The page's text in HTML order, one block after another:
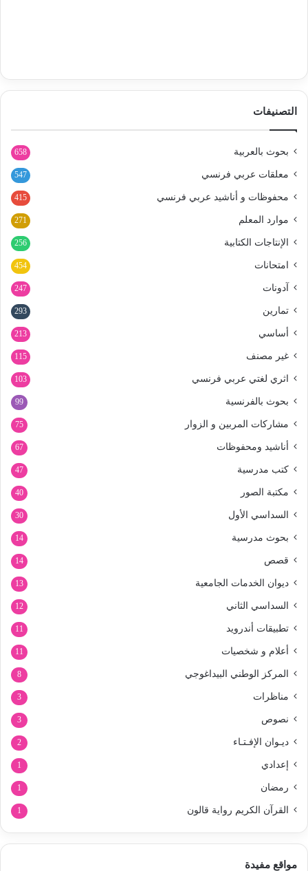
التصنيفات
بحوث بالعربية 658
معلقات عربي فرنسي 547
محفوظات و أناشيد عربي فرنسي 415
موارد المعلم 271
الإنتاجات الكتابية 256
امتحانات 454
آدونات 247
تمارين 293
أساسي 213
غير مصنف 115
اثري لغتي عربي فرنسي 103
بحوث بالفرنسية 99
مشاركات المربين و الزوار 75
أناشيد ومحفوظات 67
كتب مدرسية 47
مكتبة الصور 40
السداسي الأول 30
بحوث مدرسية 14
قصص 14
ديوان الخدمات الجامعية 13
السداسي الثاني 12
تطبيقات أندرويد 11
أعلام و شخصيات 11
المركز الوطني البيداغوجي 8
مناظرات 3
نصوص 3
ديـوان الإفـتـاء 2
إعدادي 1
رمضان 1
القرآن الكريم رواية قالون 1
مواقع مفيدة